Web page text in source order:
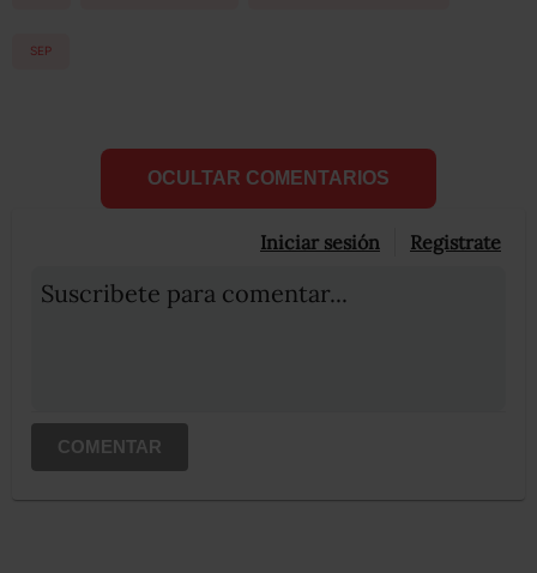
SEP
OCULTAR COMENTARIOS
Iniciar sesión Registrate
Suscribete para comentar...
COMENTAR